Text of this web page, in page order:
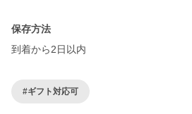
保存方法
到着から2日以内
#ギフト対応可